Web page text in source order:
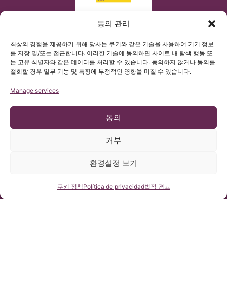
동의 관리
최상의 경험을 제공하기 위해 당사는 쿠키와 같은 기술을 사용하여 기기 정보
를 저장 및/또는 접근합니다. 이러한 기술에 동의하면 사이트 내 탐색 행동 또
는 고유 식별자와 같은 데이터를 처리할 수 있습니다. 동의하지 않거나 동의를
철회할 경우 일부 기능 및 특징에 부정적인 영향을 미칠 수 있습니다.
Manage services
동의
거부
환경설정 보기
쿠키 정책Política de privacidad법적 경고
바르셀로나 키아리 & 척수공동증 & 척추측만증 연구소(ICSEB)는 유
식 번역본입니다. 바르셀로나 키아리 & 척수공동증 & 척추측만증
연구소에서 제공하는 자료로 당 사이트를 이용하고자 하는 사용자
연락처